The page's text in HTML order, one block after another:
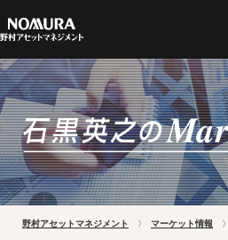
野村アセットマネジメント マーケット情報